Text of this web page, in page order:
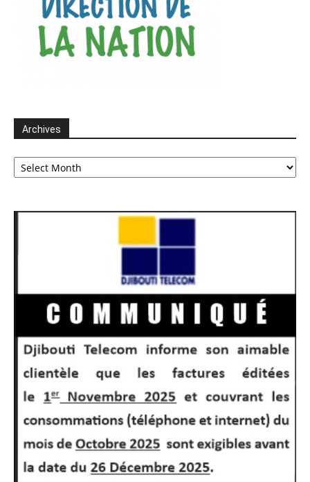
Archives
Archives